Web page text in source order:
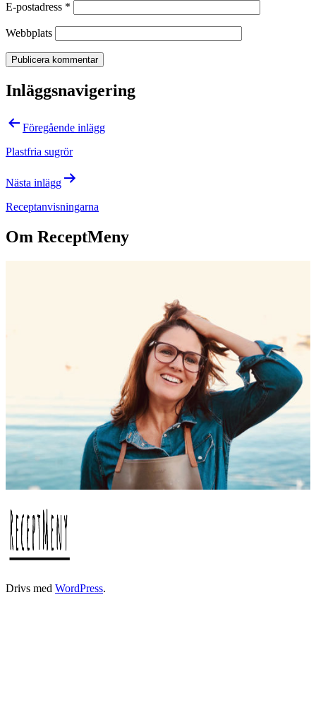
E-postadress *
Webbplats
Inläggsnavigering
Föregående inlägg
Plastfria sugrör
Nästa inlägg
Receptanvisningarna
Om ReceptMeny
Drivs med WordPress.